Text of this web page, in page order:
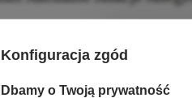
Konfiguracja zgód
Dbamy o Twoją prywatność